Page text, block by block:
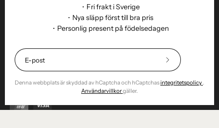
・Fri frakt i Sverige
・Nya släpp först till bra pris
・Personlig present på födelsedagen
20%
rabatt
⎯
Denna webbplats är skyddad av hCaptcha och hCaptchasintegritetspolicy .
Användarvillkorgäller.
© 2026,Remoair.Alla rättigheter reserveradeShopify.
Köpvillkor
Prenumeration
Retur & byte
Integritet